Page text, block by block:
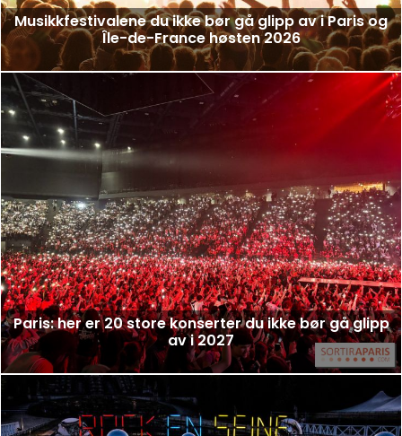
Musikkfestivalene du ikke bør gå glipp av i Paris og
Île-de-France høsten 2026
Paris: her er 20 store konserter du ikke bør gå glipp
av i 2027